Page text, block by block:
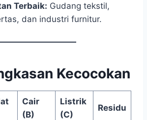
Terbaik: Gudang tekstil,
dan industri furnitur.
Kecocokan
Cair
(B)
Listrik
(C)
Residu